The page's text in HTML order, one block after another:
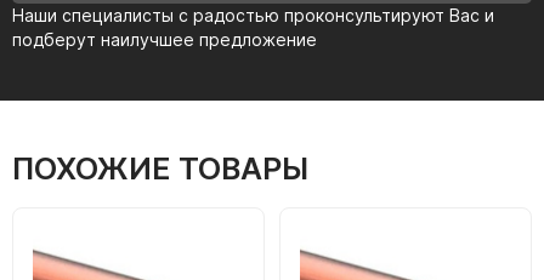
Наши специалисты с радостью проконсультируют Вас и
подберут наилучшее предложение
ПОХОЖИЕ ТОВАРЫ